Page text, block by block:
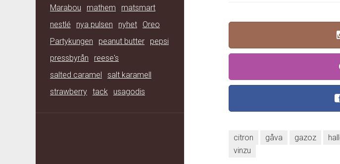
Marabou
mathem
matsmart
nestlé
nya pulsen nyhet
Oreo
Partykungen
peanut butter
pepsi
pressbyrån
reese's
salted caramel
salt karamell
strawberry tack usagodis
citron gåva gazoz
vinzu